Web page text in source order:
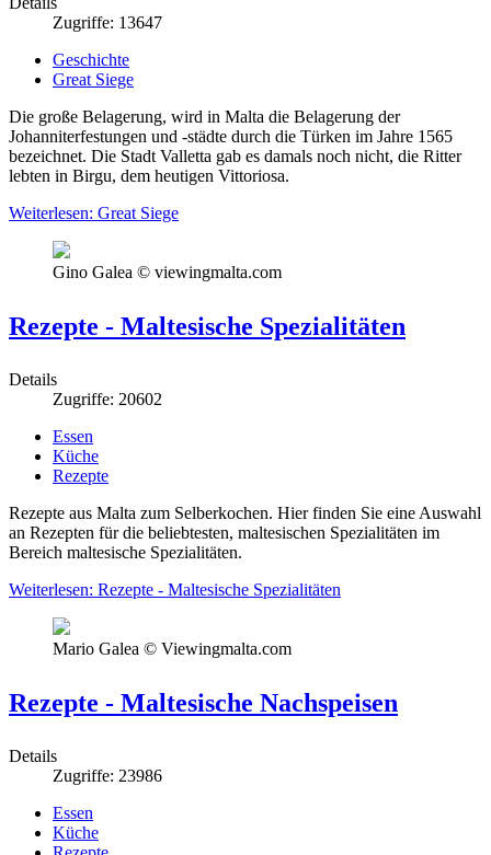
Zugriffe: 13647
Geschichte
Great Siege
Die große Belagerung, wird in Malta die Belagerung der
Johanniterfestungen und -städte durch die Türken im Jahre 1565
bezeichnet. Die Stadt Valletta gab es damals noch nicht, die Ritter
lebten in Birgu, dem heutigen Vittoriosa.
Weiterlesen: Great Siege
Gino Galea © viewingmalta.com
Rezepte - Maltesische Spezialitäten
Details
Zugriffe: 20602
Essen
Küche
Rezepte
Rezepte aus Malta zum Selberkochen. Hier finden Sie eine Auswahl
an Rezepten für die beliebtesten, maltesischen Spezialitäten im
Bereich maltesische Spezialitäten.
Weiterlesen: Rezepte - Maltesische Spezialitäten
Mario Galea © Viewingmalta.com
Rezepte - Maltesische Nachspeisen
Details
Zugriffe: 23986
Essen
Küche